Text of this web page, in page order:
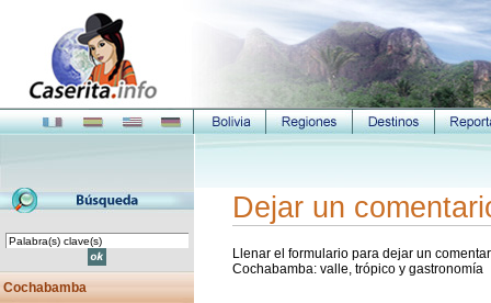
Cochabamba
Dejar un
Llenar el formulario para dejar un
Cochabamba: valle, trópico y gastronomía